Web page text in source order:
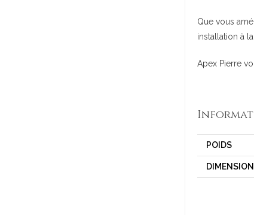
Que vous
installation à
Apex Pierre
POIDS